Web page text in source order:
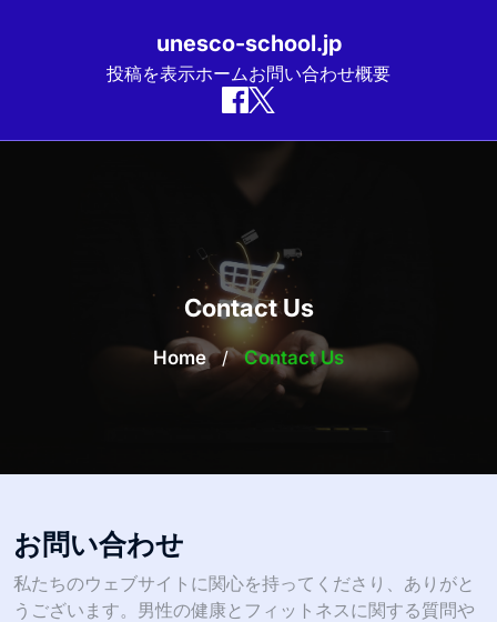
unesco-school.jp
投稿を表示ホームお問い合わせ概要
Contact Us
Home / Contact Us
お問い合わせ
私たちのウェブサイトに関心を持ってくださり、ありがと
うございます。男性の健康とフィットネスに関する質問や